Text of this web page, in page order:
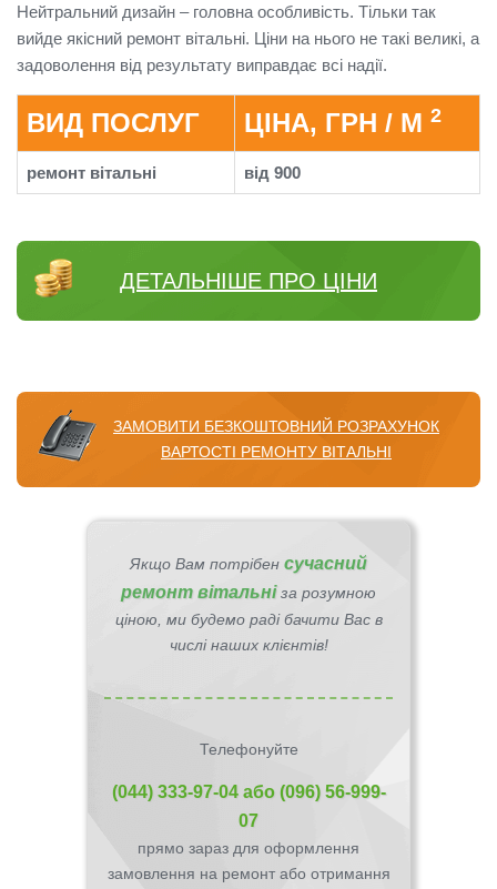
Нейтральний дизайн – головна особливість. Тільки так
вийде якісний ремонт вітальні. Ціни на нього не такі великі, а
задоволення від результату виправдає всі надії.
ВИД ПОСЛУГ ЦІНА, ГРН / М 2
ремонт вітальні від 900
ДЕТАЛЬНІШЕ ПРО ЦІНИ
ЗАМОВИТИ БЕЗКОШТОВНИЙ РОЗРАХУНОК
ВАРТОСТІ РЕМОНТУ ВІТАЛЬНІ
Якщо Вам потрібен сучасний
ремонт вітальніза розумною
ціною, ми будемо раді бачити Вас в
числі наших клієнтів!
Телефонуйте
(044) 333-97-04або (096) 56-999-
07
прямо зараз для оформлення
замовлення на ремонт або отримання